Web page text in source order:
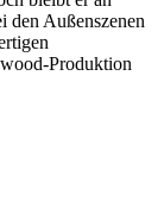
den Außenszenen
Produktion